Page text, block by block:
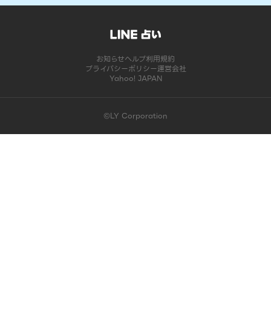
お知らせヘルプ利用規約
プライバシーポリシー運営会社
Yahoo! JAPAN
©LY Corporation
このコンテンツは掲載が終了しました | LINE占い